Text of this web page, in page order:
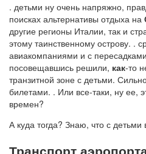
. детьми ну очень напряжно,
поисках альтернативы отдыха на
другие регионы Италии, так и
этому таинственному острову. .
авиакомпаниями и с
посовещавшись решили, как-то
транзитной зоне с детьми.
билетами. . Или все-таки, ну ее,
времен?
А куда тогда? Знаю, что с
Транспорт